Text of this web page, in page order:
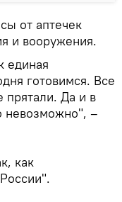
от аптечек
и вооружения.
единая
готовимся. Все
прятали. Да и в
невозможно", –
как